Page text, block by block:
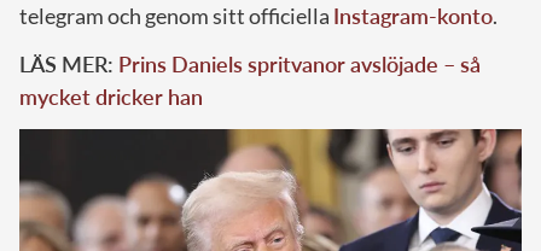
telegram och genom sitt officiella Instagram-konto.
LÄS MER: Prins Daniels spritvanor avslöjade – så
mycket dricker han